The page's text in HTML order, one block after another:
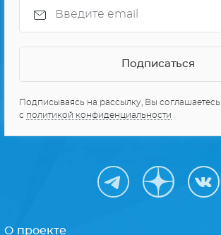
Подписываясь на рассылку, Вы соглашаетесь
с политикой конфиденциальности
О проекте